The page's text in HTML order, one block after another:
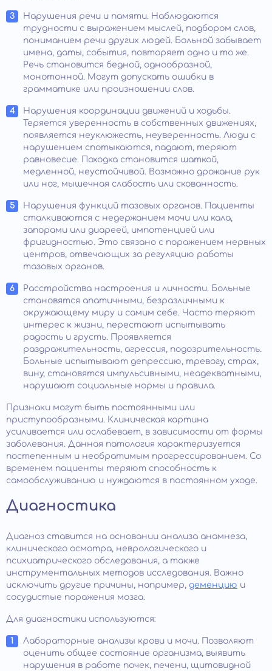
Нарушения речи и памяти. Наблюдаются
трудности с выражением мыслей, подбором слов,
пониманием речи других людей. Больной забывает
имена, даты, события, повторяет одно и то же.
Речь становится бедной, однообразной,
монотонной. Могут допускать ошибки в
грамматике или произношении слов.
Нарушения координации движений и ходьбы.
Теряется уверенность в собственных движениях,
появляется неуклюжесть, неуверенность. Люди с
нарушением спотыкаются, падают, теряют
равновесие. Походка становится шаткой,
медленной, неустойчивой. Возможно дрожание рук
или ног, мышечная слабость или скованность.
Нарушения функций тазовых органов. Пациенты
сталкиваются с недержанием мочи или кала,
запорами или диареей, импотенцией или
фригидностью. Это связано с поражением нервных
центров, отвечающих за регуляцию работы
тазовых органов.
Расстройства настроения и личности. Больные
становятся апатичными, безразличными к
окружающему миру и самим себе. Часто теряют
интерес к жизни, перестают испытывать
радость и грусть. Проявляется
раздражительность, агрессия, подозрительность.
Больные испытывают депрессию, тревогу, страх,
вину, становятся импульсивными, неадекватными,
нарушают социальные нормы и правила.
Признаки могут быть постоянными или
приступообразными. Клиническая картина
усиливается или ослабевает, в зависимости от формы
заболевания. Данная патология характеризуется
постепенным и необратимым прогрессированием. Со
временем пациенты теряют способность к
самообслуживанию и нуждаются в постоянном уходе.
Диагностика
Диагноз ставится на основании анализа анамнеза,
клинического осмотра, неврологического и
психиатрического обследования, а также
инструментальных методов исследования. Важно
исключить другие причины, например, деменцию и
сосудистые поражения мозга.
Для диагностики используются:
Лабораторные анализы крови и мочи. Позволяют
оценить общее состояние организма, выявить
нарушения в работе почек, печени, щитовидной